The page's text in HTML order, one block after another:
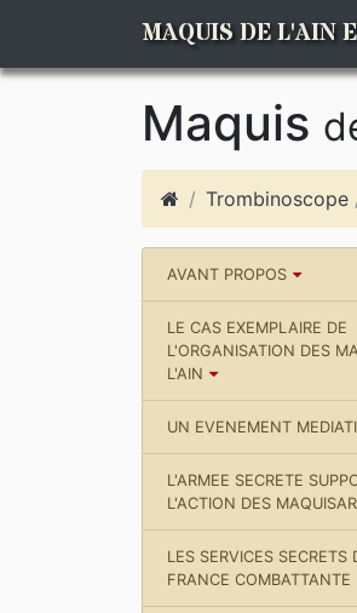
MAQUIS DE L'AIN
Maquis
Trombinoscope
AVANT PROPOS
LE CAS EXEMPLAIRE DE
L'ORGANISATION DES
L'AIN
UN EVENEMENT
L'ARMEE SECRETE
L'ACTION DES
LES SERVICES SECRETS
FRANCE COMBATTANTE